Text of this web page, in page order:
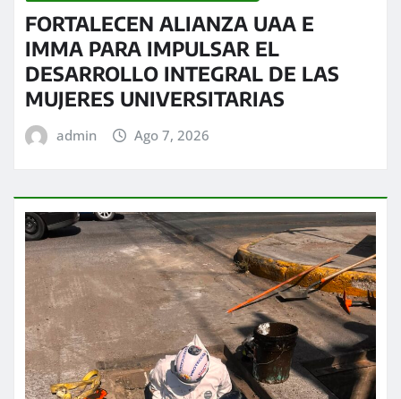
FORTALECEN ALIANZA UAA E
IMMA PARA IMPULSAR EL
DESARROLLO INTEGRAL DE LAS
MUJERES UNIVERSITARIAS
admin Ago 7, 2026